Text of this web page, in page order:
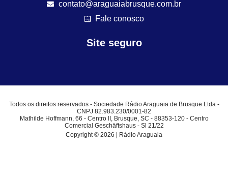
contato@araguaiabrusque.com.br
Fale conosco
Site seguro
Todos os direitos reservados - Sociedade Rádio Araguaia de Brusque Ltda -
CNPJ 82.983.230/0001-82
Mathilde Hoffmann, 66 - Centro II, Brusque, SC - 88353-120 - Centro
Comercial Geschäftshaus - Sl 21/22
Copyright © 2026 | Rádio Araguaia